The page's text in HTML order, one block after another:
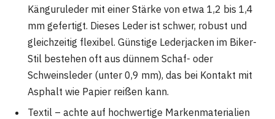
Känguruleder mit einer Stärke von etwa 1,2 bis 1,4
mm gefertigt. Dieses Leder ist schwer, robust und
gleichzeitig flexibel. Günstige Lederjacken im Biker-
Stil bestehen oft aus dünnem Schaf- oder
Schweinsleder (unter 0,9 mm), das bei Kontakt mit
Asphalt wie Papier reißen kann.
Textil – achte auf hochwertige Markenmaterialien